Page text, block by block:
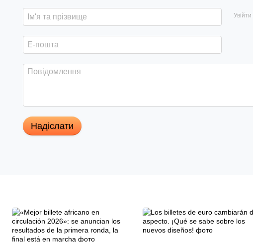
Надіслати